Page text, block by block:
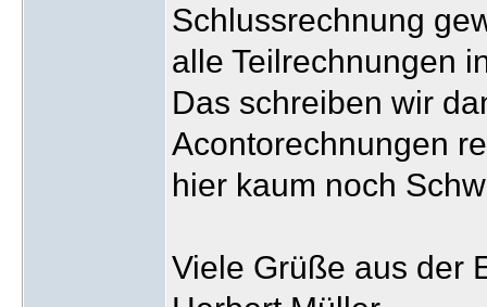
Schlussrechnung
alle Teilrechnungen
Das schreiben wir
Acontorechnungen
hier kaum noch
Viele Grüße aus der